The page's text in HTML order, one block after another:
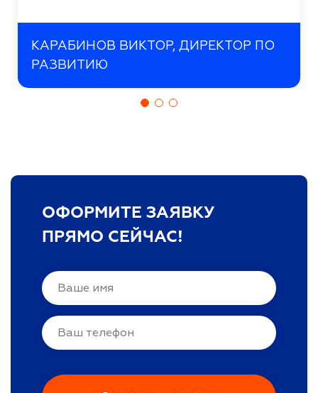
КАРАБИНОВ ВИКТОР, ДИРЕКТОР ПО
РАЗВИТИЮ
ОФОРМИТЕ ЗАЯВКУ
ПРЯМО СЕЙЧАС!